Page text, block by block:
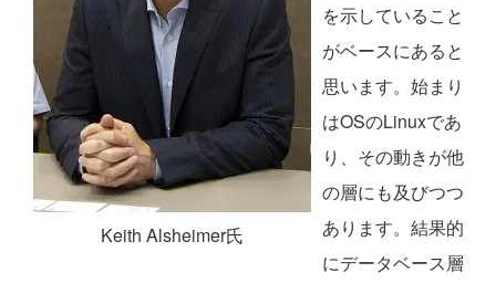
Keith Alsheimer氏
を示していること
がベースにあると
思います。始まり
はOSのLinuxであ
り、その動きが他
の層にも及びつつ
あります。結果的
にデータベース層